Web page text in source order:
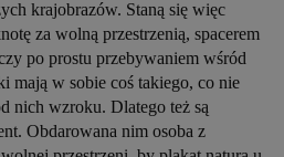
krajobrazów. Staną się więc
za wolną przestrzenią, spacerem
po prostu przebywaniem wśród
mają w sobie coś takiego, co nie
nich wzroku. Dlatego też są
Obdarowana nim osoba z